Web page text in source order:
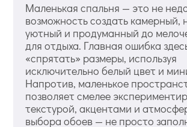
Маленькая спальня — это не
возможность создать камерный,
уютный и продуманный до
для отдыха. Главная ошибка
«спрятать» размеры, используя
исключительно белый цвет и
Напротив, маленькое
позволяет смелее
текстурой, акцентами и
выбора обоев — не просто